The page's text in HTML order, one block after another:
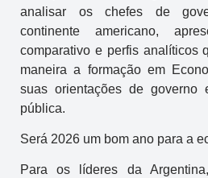
analisar os chefes de
continente americano,
comparativo e perfis analíticos
maneira a formação em
suas orientações de governo
pública.
Será 2026 um bom ano para a
Para os líderes da